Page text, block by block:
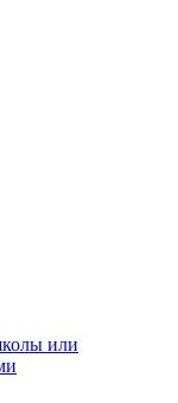
или